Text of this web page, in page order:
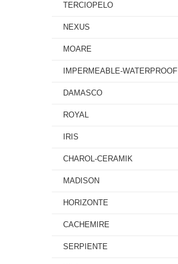
TERCIOPELO
NEXUS
MOARE
IMPERMEABLE-WATERPROOF
DAMASCO
ROYAL
IRIS
CHAROL-CERAMIK
MADISON
HORIZONTE
CACHEMIRE
SERPIENTE